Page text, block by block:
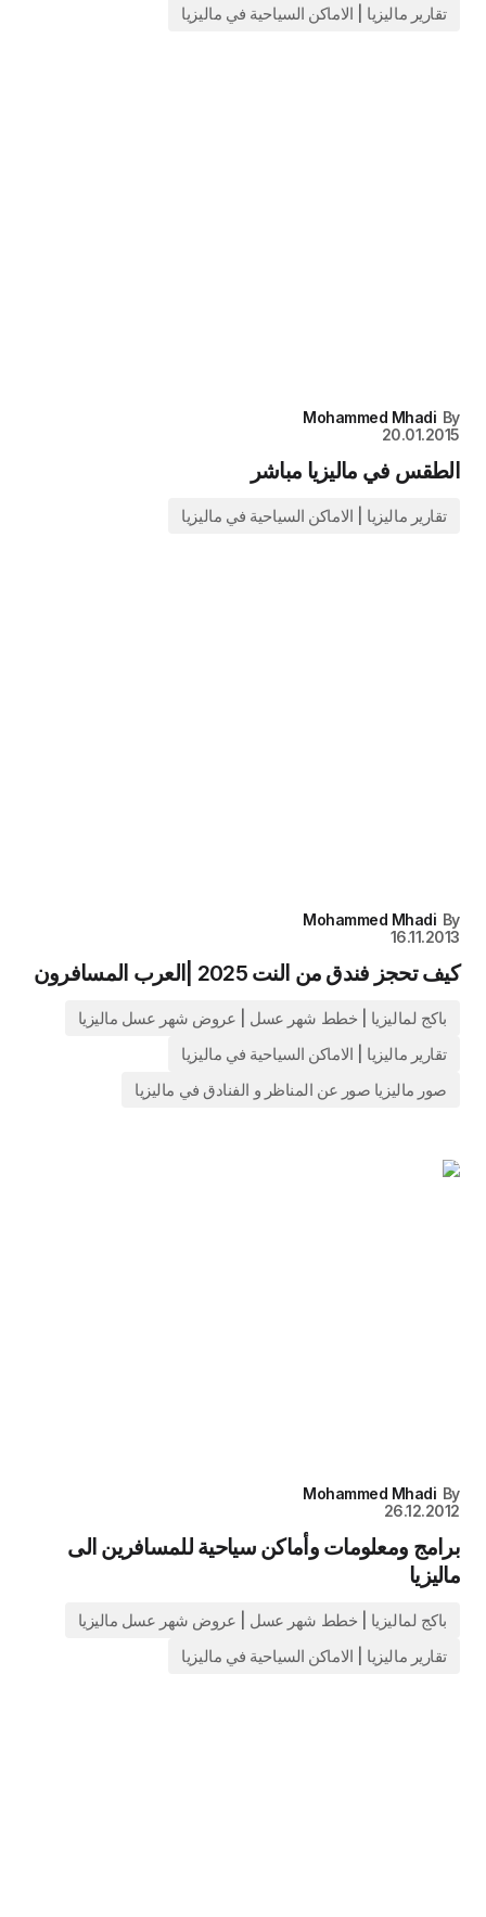
تقارير ماليزيا | الاماكن السياحية في ماليزيا
By
Mohammed Mhadi
20.01.2015
الطقس في ماليزيا مباشر
تقارير ماليزيا | الاماكن السياحية في ماليزيا
By
Mohammed Mhadi
16.11.2013
كيف تحجز فندق من النت 2025 |العرب المسافرون
باكج لماليزيا | خطط شهر عسل | عروض شهر عسل ماليزيا
تقارير ماليزيا | الاماكن السياحية في ماليزيا
صور ماليزيا صور عن المناظر و الفنادق في ماليزيا
By
Mohammed Mhadi
26.12.2012
برامج ومعلومات وأماكن سياحية للمسافرين الى
ماليزيا
باكج لماليزيا | خطط شهر عسل | عروض شهر عسل ماليزيا
تقارير ماليزيا | الاماكن السياحية في ماليزيا